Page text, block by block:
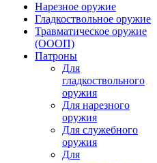
Нарезное оружие
Гладкоствольное оружие
Травматическое оружие
(ОООП)
Патроны
Для
гладкоствольного
оружия
Для нарезного
оружия
Для служебного
оружия
Для